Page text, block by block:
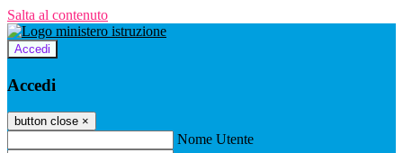
Salta al contenuto
Accedi
Accedi
button close ×
Nome Utente